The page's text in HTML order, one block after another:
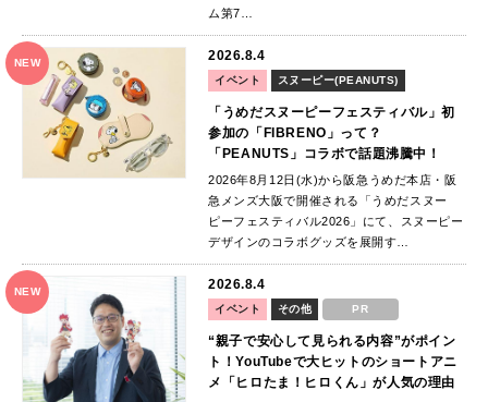
ム第7…
NEW 2026.8.4
イベント スヌーピー(PEANUTS)
「うめだスヌーピーフェスティバル」初
参加の「FIBRENO」って？
「PEANUTS」コラボで話題沸騰中！
2026年8月12日(水)から阪急うめだ本店・阪
急メンズ大阪で開催される「うめだスヌー
ピーフェスティバル2026」にて、スヌーピー
デザインのコラボグッズを展開す…
NEW 2026.8.4
イベント その他 PR
“親子で安心して見られる内容”がポイン
ト！YouTubeで大ヒットのショートアニ
メ「ヒロたま！ヒロくん」が人気の理由